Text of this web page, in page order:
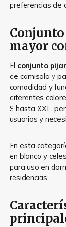
preferencias de
mayor
El conjunto
de camisola y
comodidad y
diferentes
S hasta XXL,
usuarios y
En esta
en blanco y
para uso en
residencias.